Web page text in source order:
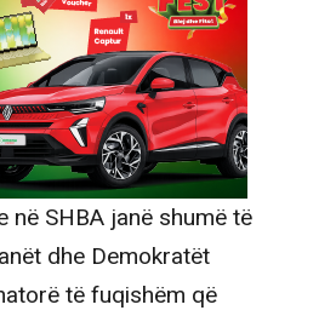
në SHBA janë shumë të
dhe Demokratët
të fuqishëm që